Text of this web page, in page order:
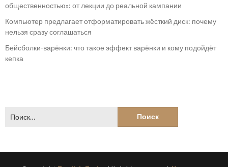
общественностью»: от лекции до реальной кампании
Компьютер предлагает отформатировать жёсткий диск: почему
нельзя сразу соглашаться
Бейсболки-варёнки: что такое эффект варёнки и кому подойдёт
кепка